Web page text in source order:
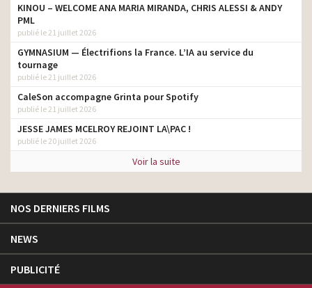
KINOU – WELCOME ANA MARIA MIRANDA, CHRIS ALESSI & ANDY
PML
publié le 21 juillet 2026
GYMNASIUM — Électrifions la France. L’IA au service du
tournage
publié le 21 juillet 2026
CaleSon accompagne Grinta pour Spotify
publié le 21 juillet 2026
JESSE JAMES MCELROY REJOINT LA\PAC !
publié le 20 juillet 2026
Voir la suite
NOS DERNIERS FILMS
NEWS
PUBLICITÉ